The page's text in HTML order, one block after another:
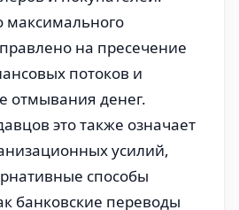
максимального
на пресечение
потоков и
отмывания денег.
это также означает
усилий,
способы
банковские переводы